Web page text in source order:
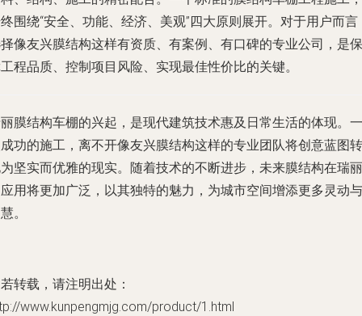
围绕“安全、功能、经济、美观”四大原则展开。对于用户而言
像友兴膜结构这样有资质、有案例、有口碑的专业公司，是保
程品质、控制项目风险、实现最佳性价比的关键。
膜结构车棚的兴起，是现代建筑技术惠及日常生活的体现。一
功的施工，离不开像友兴膜结构这样的专业团队将创意蓝图转
坚实而优雅的现实。随着技术的不断进步，未来膜结构在瑞丽
用将更加广泛，以其独特的魅力，为城市空间增添更多灵动与
。
转载，请注明出处：
www.kunpengmjg.com/product/1.html